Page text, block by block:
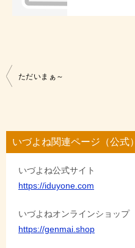
投
ビ
ゲ
ただいまぁ～
いづよね関連ページ（公式）
いづよね公式サイト
https://iduyone.com
いづよねオンラインショップ
https://genmai.shop